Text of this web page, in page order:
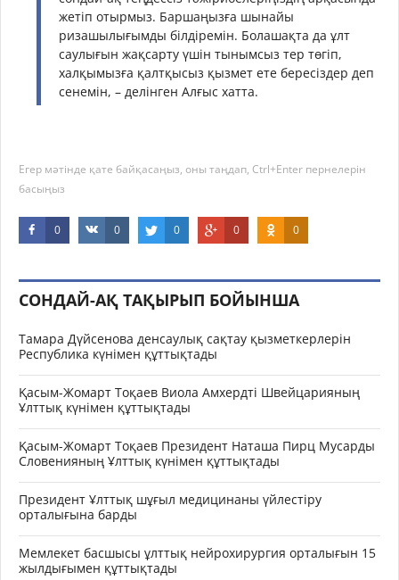
жетіп отырмыз. Баршаңызға шынайы
ризашылығымды білдіремін. Болашақта да ұлт
саулығын жақсарту үшін тынымсыз тер төгіп,
халқымызға қалтқысыз қызмет ете бересіздер деп
сенемін, – делінген Алғыс хатта.
Егер мәтінде қате байқасаңыз, оны таңдап, Ctrl+Enter пернелерін
басыңыз
0 0 0 0 0
СОНДАЙ-АҚ ТАҚЫРЫП БОЙЫНША
Тамара Дүйсенова денсаулық сақтау қызметкерлерін
Республика күнімен құттықтады
Қасым-Жомарт Тоқаев Виола Амхердті Швейцарияның
Ұлттық күнімен құттықтады
Қасым-Жомарт Тоқаев Президент Наташа Пирц Мусарды
Словенияның Ұлттық күнімен құттықтады
Президент Ұлттық шұғыл медицинаны үйлестіру
орталығына барды
Мемлекет басшысы ұлттық нейрохирургия орталығын 15
жылдығымен құттықтады